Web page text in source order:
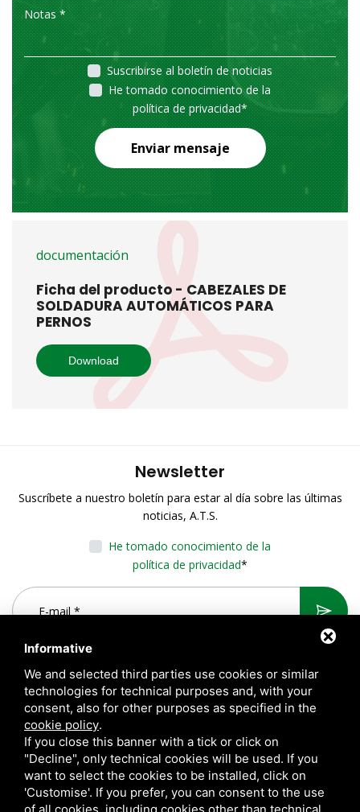
Suscribirse al boletín de noticias
He tomado conocimiento de la
política de privacidad*
Enviar mensaje
documentación
Ficha del producto - CABEZALES DE
SOLDADURA AUTOMÁTICOS PARA
PERNOS
Download
Newsletter
Suscríbete a nuestro boletín para estar al día sobre las últimas
noticias, A.T.S.
He tomado conocimiento de la
política de privacidad*
A.T.S. S.r.l. Via del Mangano, 4/A 40023 Castel Guelfo di Bologna
(BO) Italy | P.Iva 00824841209 |Privacy|Notas legales|
Informative
We and selected third parties use cookies or similar
technologies for technical purposes and, with your
consent, also for other purposes as specified in the
cookie policy.
If you close this banner with a tick or click on
"Decline", only technical cookies will be used. If you
want to select the cookies to be installed, click on
'Customise'. If you prefer, you can consent to the use